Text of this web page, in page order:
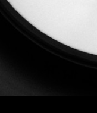
Pressebilder